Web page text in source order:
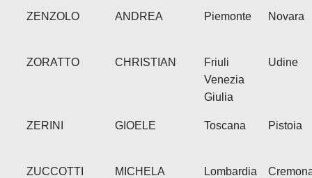
ZENZOLO ANDREA Piemonte Novara
ZORATTO CHRISTIAN
Friuli
Venezia
Giulia
Udine
ZERINI GIOELE Toscana Pistoia
ZUCCOTTI MICHELA Lombardia